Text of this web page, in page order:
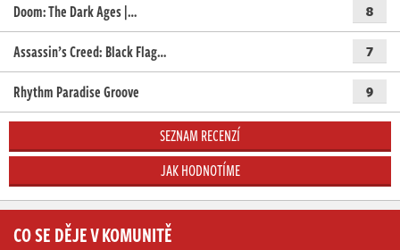
Doom: The Dark Ages |… 8
Assassin’s Creed: Black Flag… 7
Rhythm Paradise Groove 9
SEZNAM RECENZÍ
JAK HODNOTÍME
CO SE DĚJE V KOMUNITĚ